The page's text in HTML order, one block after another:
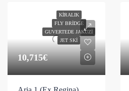
KIRALIK
FLY BRIDGE
GUVERTEDE JAKUZI
JET SKI
10,715€